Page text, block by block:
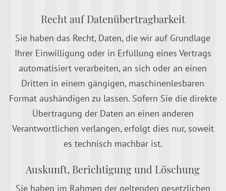
Recht auf Daten­übertrag­barkeit
Sie haben das Recht, Daten, die wir auf Grundlage
Ihrer Einwilligung oder in Erfüllung eines Vertrags
automatisiert verarbeiten, an sich oder an einen
Dritten in einem gängigen, maschinenlesbaren
Format aushändigen zu lassen. Sofern Sie die direkte
Übertragung der Daten an einen anderen
Verantwortlichen verlangen, erfolgt dies nur, soweit
es technisch machbar ist.
Auskunft, Berichtigung und Löschung
Sie haben im Rahmen der geltenden gesetzlichen